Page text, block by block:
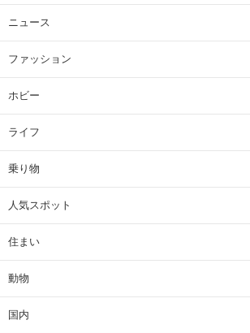
ニュース
ファッション
ホビー
ライフ
乗り物
人気スポット
住まい
動物
国内